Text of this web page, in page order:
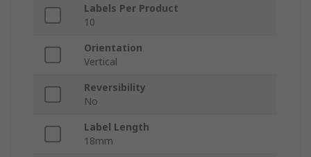
Labels Per Product
10
Orientation
Vertical
Reversibility
No
Label Length
18mm